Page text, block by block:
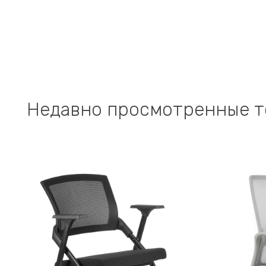
Недавно просмотренные